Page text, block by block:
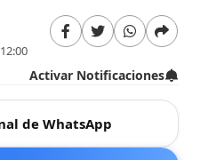
Activar Notificaciones
de WhatsApp